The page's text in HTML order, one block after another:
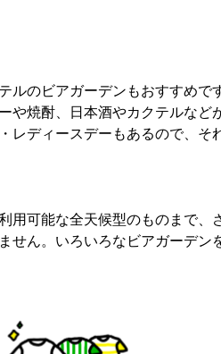
ルのビアガーデンもおすすめで
や焼酎、日本酒やカクテルなど
レディースデーもあるので、そ
用可能な全天候型のものまで、
せん。いろいろなビアガーデン